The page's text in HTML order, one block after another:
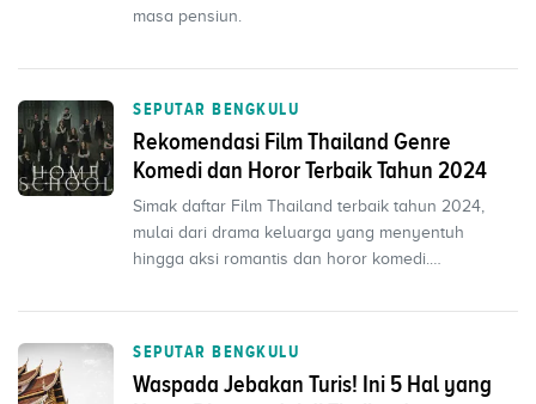
masa pensiun.
SEPUTAR BENGKULU
Rekomendasi Film Thailand Genre
Komedi dan Horor Terbaik Tahun 2024
Simak daftar Film Thailand terbaik tahun 2024,
mulai dari drama keluarga yang menyentuh
hingga aksi romantis dan horor komedi.
SEPUTAR BENGKULU
Waspada Jebakan Turis! Ini 5 Hal yang